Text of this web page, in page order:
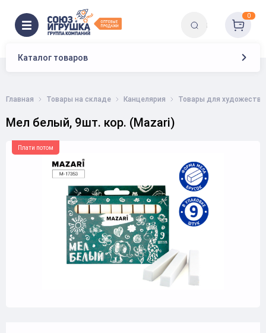
Каталог товаров
0
Главная Товары на складе Канцелярия Товары для
Мел белый, 9шт. кор. (Mazari)
Плати потом